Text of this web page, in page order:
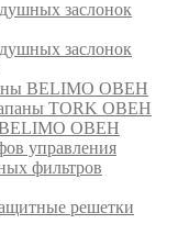
заслонок
заслонок
BELIMO ОВЕН
TORK ОВЕН
ОВЕН
управления
фильтров
решетки